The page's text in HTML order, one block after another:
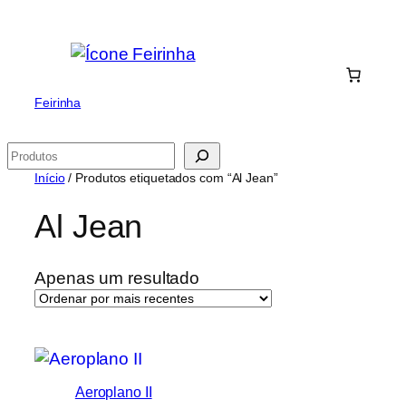
Feirinha
Pesquisar
Início/ Produtos etiquetados com “Al Jean”
Al Jean
Apenas um resultado
Aeroplano II